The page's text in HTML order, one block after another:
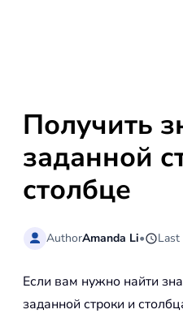
Получить
заданной
столбце
AuthorAmanda Li• Last
Если вам нужно найти
заданной строки и